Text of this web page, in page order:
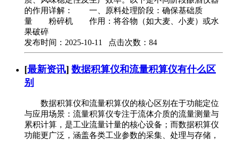
的作用详解： 一、原料处理阶段：确保基础质
量 粉碎机 作用：将谷物（如大麦、小麦）或水
果破碎
发布时间：2025-10-11 点击次数：84
[最新资讯] 数据积算仪和流量积算仪有什么区
别
数据积算仪和流量积算仪的核心区别在于功能定位
与应用场景：流量积算仪专注于流体介质的流量测量与
累积计算，是工业流量计量的核心设备；而数据积算仪
功能更广泛，涵盖各类工业参数的采集、处理与存储，